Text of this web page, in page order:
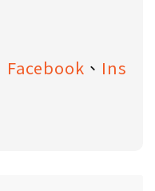
Facebook 、 Ins